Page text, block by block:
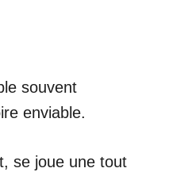
souvent
enviable.
se joue une tout